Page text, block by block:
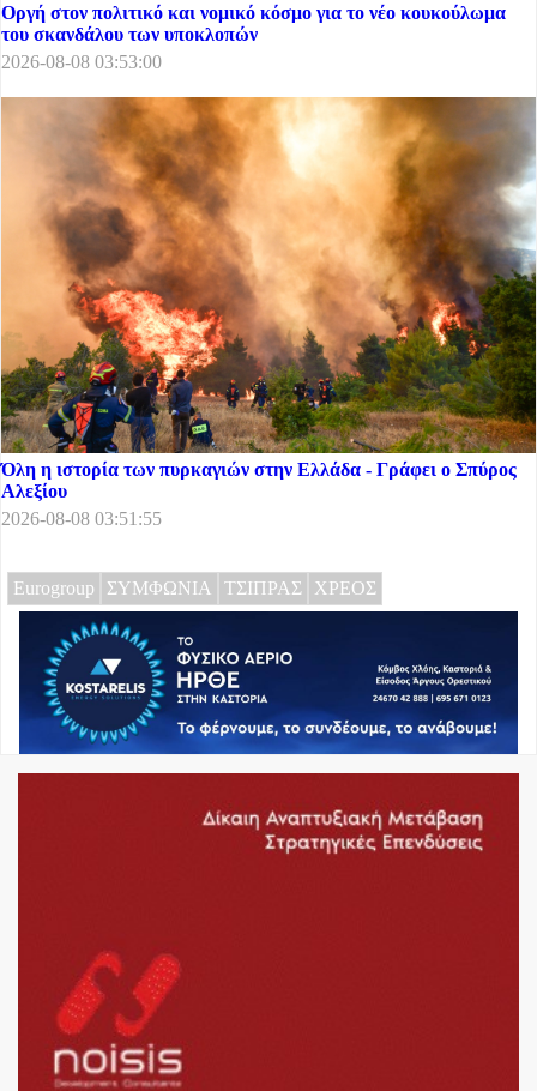
Οργή στον πολιτικό και νομικό κόσμο για το νέο κουκούλωμα
του σκανδάλου των υποκλοπών
2026-08-08 03:53:00
Όλη η ιστορία των πυρκαγιών στην Ελλάδα - Γράφει ο Σπύρος
Αλεξίου
2026-08-08 03:51:55
Eurogroup ΣΥΜΦΩΝΙΑ ΤΣΙΠΡΑΣ ΧΡΕΟΣ